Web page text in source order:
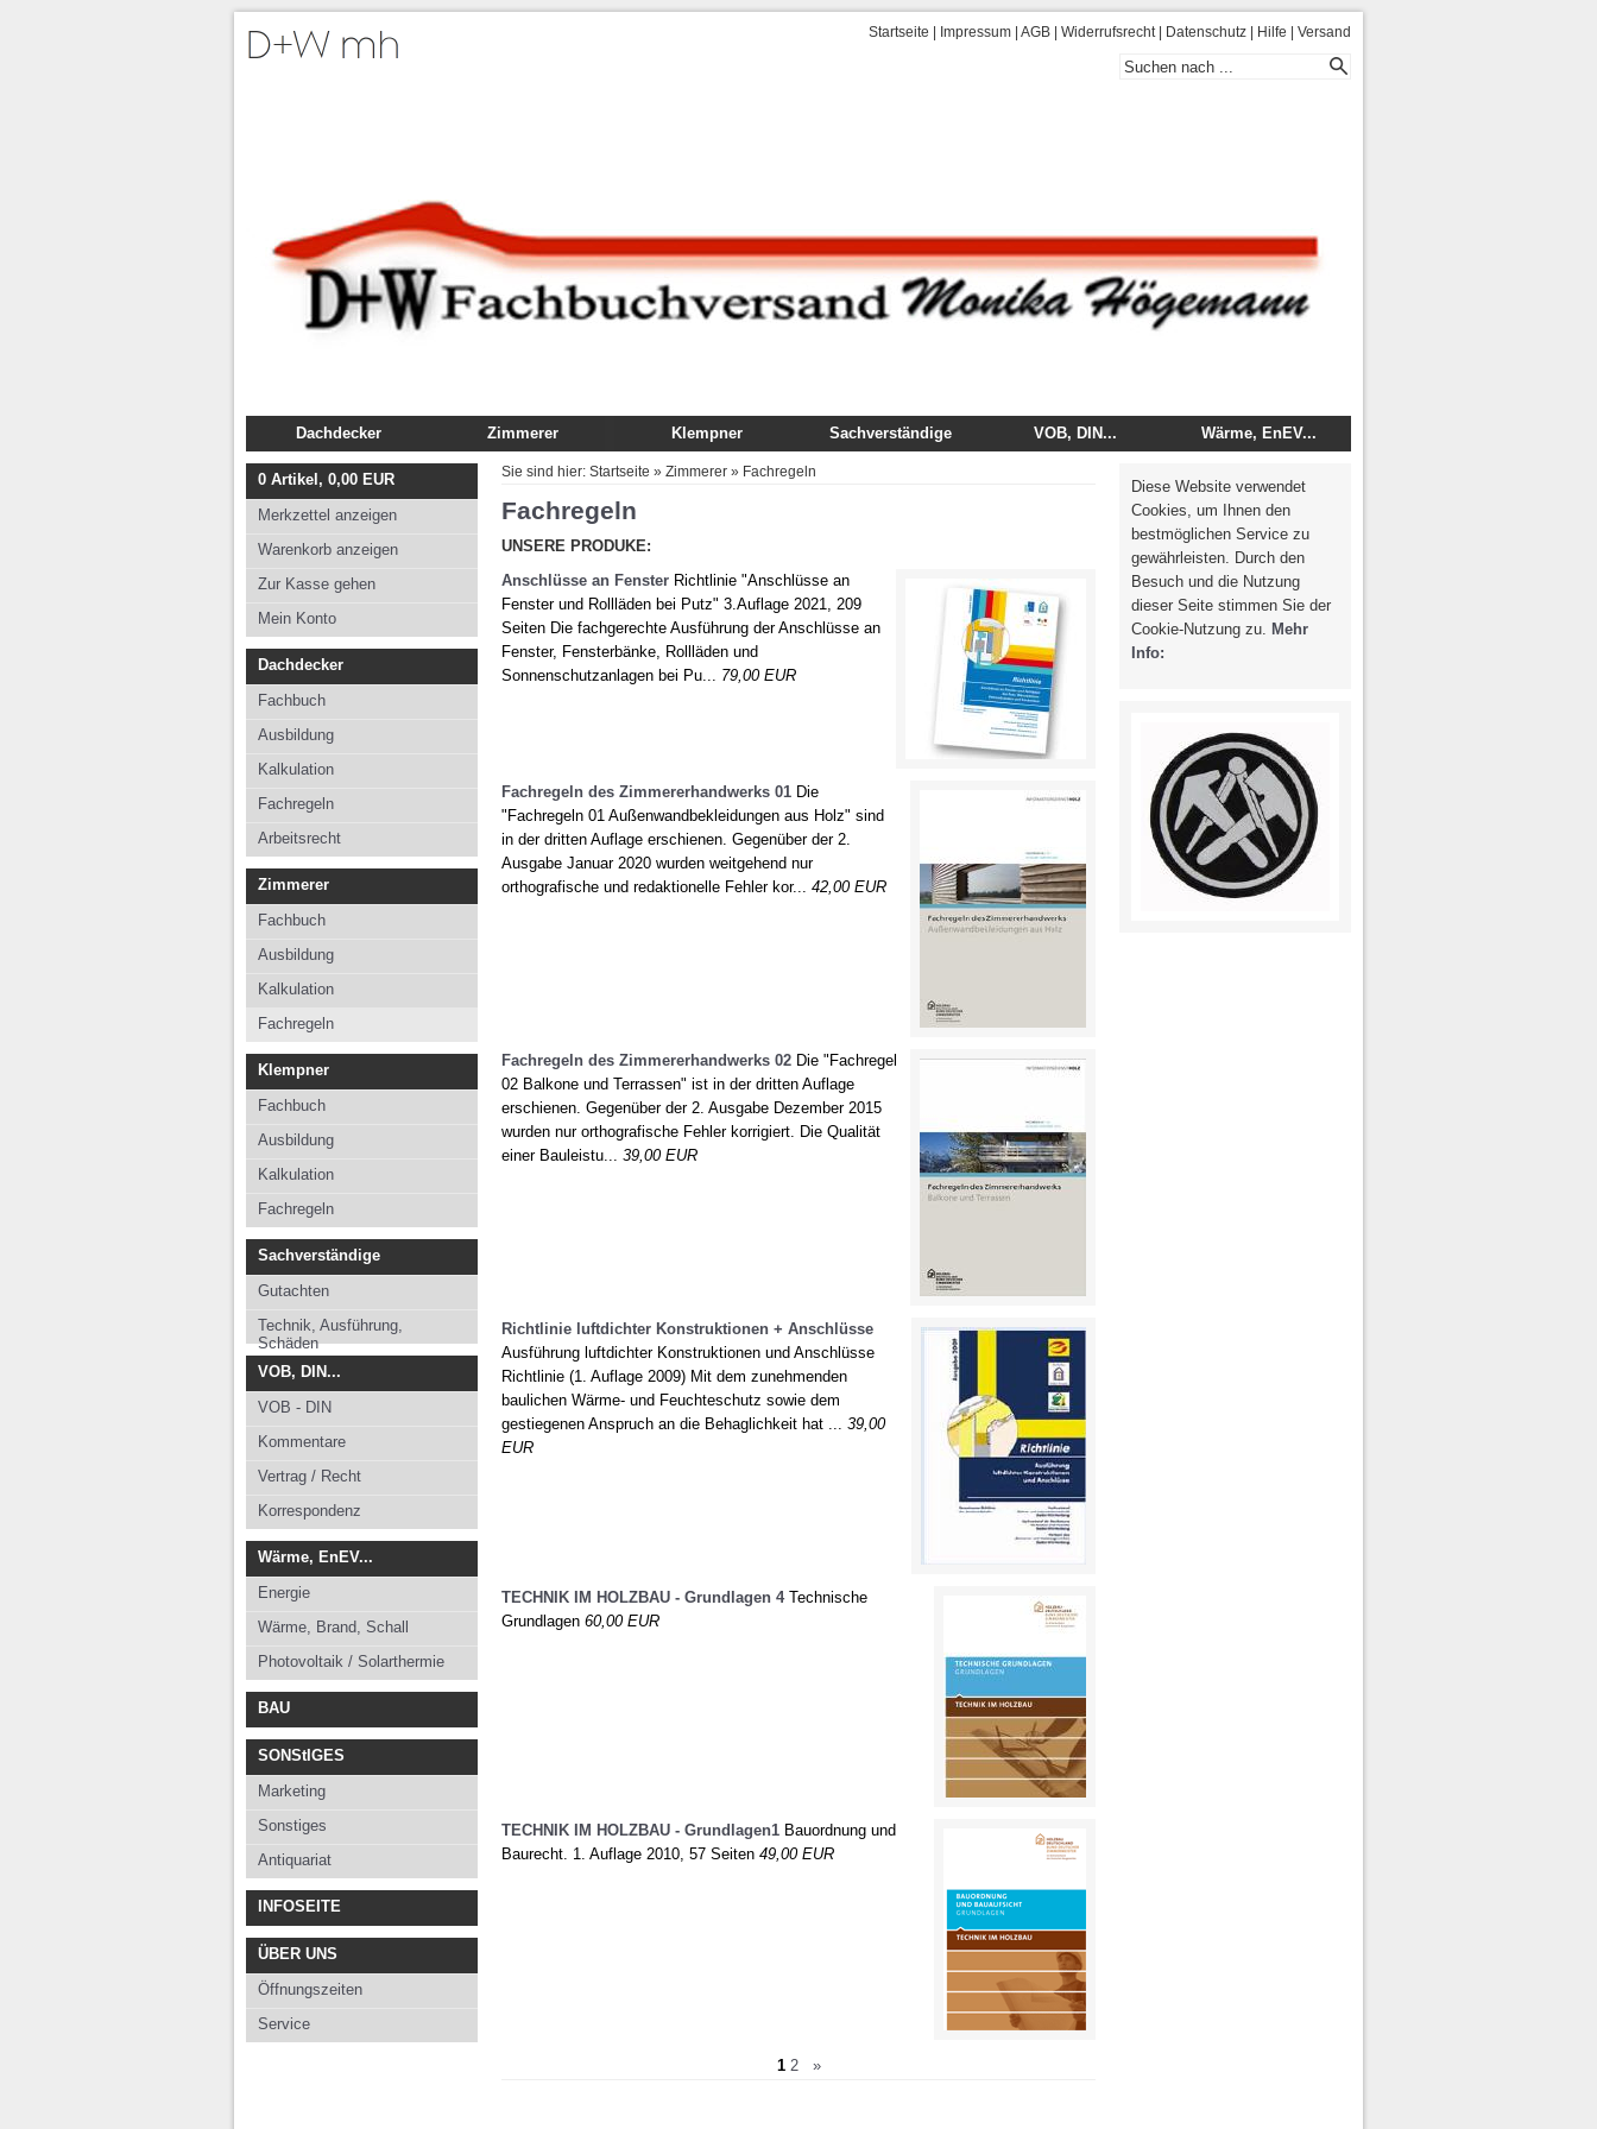
Startseite Impressum AGB Widerrufsrecht| Datenschutz Hilfe Versand
Dachdecker
Fachbuch
Ausbildung
Kalkulation
Fachregeln
Arbeitsrecht
Zimmerer
Fachbuch
Ausbildung
Kalkulation
Fachregeln
Klempner
Fachbuch
Fachregeln
Sachverständige
VOB, DIN...
Wärme, EnEV...
Wärme, Brand, Schall
Photovoltaik /
Solarthermie
0 Artikel, 0,00 EUR
Merkzettel anzeigen
Warenkorb anzeigen
Zur Kasse gehen
Mein Konto
Dachdecker
Fachbuch
Ausbildung
Kalkulation
Fachregeln
Arbeitsrecht
Zimmerer
Fachbuch
Ausbildung
Kalkulation
Fachregeln
Klempner
Fachbuch
Ausbildung
Kalkulation
Fachregeln
Sachverständige
Gutachten
Technik, Ausführung,
Schäden
VOB, DIN...
VOB - DIN
Kommentare
Vertrag / Recht
Korrespondenz
Wärme, EnEV...
Energie
Wärme, Brand, Schall
Photovoltaik / Solarthermie
BAU
SONStIGES
Marketing
Sonstiges
Antiquariat
INFOSEITE
ÜBER UNS
Öffnungszeiten
Service
Sie sind hier: Startseite » Zimmerer » Fachregeln
Fachregeln
UNSERE PRODUKE:
Anschlüsse an Fenster Richtlinie "Anschlüsse an
Fenster und Rollläden bei Putz" 3.Auflage 2021, 209
Seiten Die fachgerechte Ausführung der Anschlüsse an
Fenster, Fensterbänke, Rollläden und
Sonnenschutzanlagen bei Pu... 79,00 EUR
Fachregeln des Zimmererhandwerks 01 Die
"Fachregeln 01 Außenwandbekleidungen aus Holz" sind
in der dritten Auflage erschienen. Gegenüber der 2.
Ausgabe Januar 2020 wurden weitgehend nur
orthografische und redaktionelle Fehler kor... 42,00 EUR
Fachregeln des Zimmererhandwerks 02 Die "Fachregel
02 Balkone und Terrassen" ist in der dritten Auflage
erschienen. Gegenüber der 2. Ausgabe Dezember 2015
wurden nur orthografische Fehler korrigiert. Die Qualität
einer Bauleistu... 39,00 EUR
Richtlinie luftdichter Konstruktionen + Anschlüsse
Ausführung luftdichter Konstruktionen und Anschlüsse
Richtlinie (1. Auflage 2009) Mit dem zunehmenden
baulichen Wärme- und Feuchteschutz sowie dem
gestiegenen Anspruch an die Behaglichkeit hat ... 39,00
EUR
TECHNIK IM HOLZBAU - Grundlagen 4Technische
Grundlagen 60,00 EUR
TECHNIK IM HOLZBAU - Grundlagen1 Bauordnung und
Baurecht. 1. Auflage 2010, 57 Seiten 49,00 EUR
1 2 »
Diese Website verwendet
Cookies, um Ihnen den
bestmöglichen Service zu
gewährleisten. Durch den
Besuch und die Nutzung
dieser Seite stimmen Sie der
Cookie-Nutzung zu. Mehr
Info: